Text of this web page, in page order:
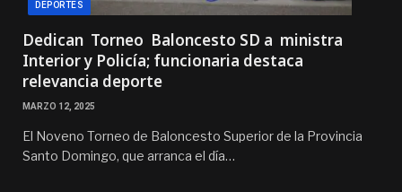
DEPORTES
Dedican Torneo Baloncesto SD a ministra
Interior y Policía; funcionaria destaca
relevancia deporte
MARZO 12, 2025
El Noveno Torneo de Baloncesto Superior de la Provincia
Santo Domingo, que arranca el día…